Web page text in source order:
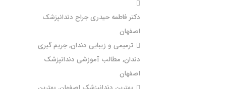
دکتر فاطمه حیدری جراح دندانپزشک
اصفهان
ترمیمی و زیبایی دندان,جریم گیری
دندان, مطالب آموزشی دندانپزشک
اصفهان